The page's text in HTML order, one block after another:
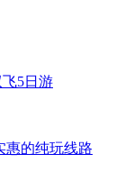
5日游
惠的纯玩线路